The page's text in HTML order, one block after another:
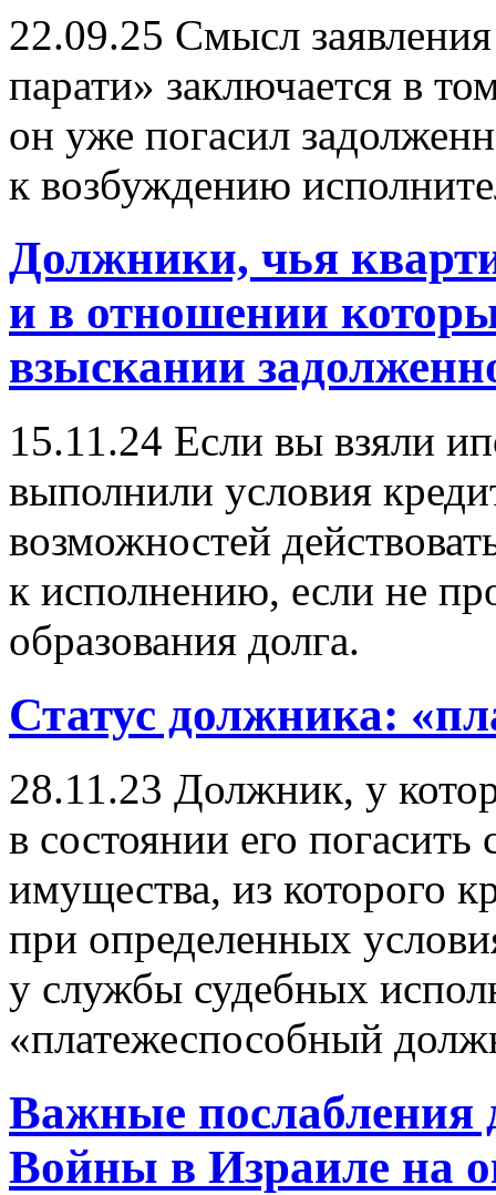
22.09.25 Смысл
парати» заключается в
он уже погасил
к возбуждению
Должники, чья
и в отношении
взыскании
15.11.24 Если вы взяли
выполнили условия
возможностей
к исполнению, если не
образования долга.
Статус должника:
28.11.23 Должник, у
в состоянии его погасить
имущества, из которого
при определенных
у службы судебных
«платежеспособный
Важные послабления
Войны в Израиле на